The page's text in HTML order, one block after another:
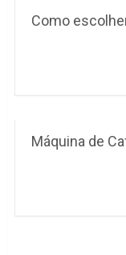
Como
Máquina de